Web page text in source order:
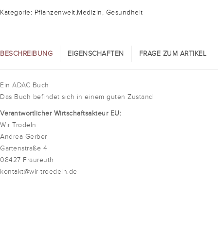
Kategorie: Pflanzenwelt,Medizin, Gesundheit
BESCHREIBUNG EIGENSCHAFTEN FRAGE ZUM ARTIKEL
Ein ADAC Buch
Das Buch befindet sich in einem guten Zustand
Verantwortlicher Wirtschaftsakteur EU:
Wir Trödeln
Andrea Gerber
Gartenstraße 4
08427 Fraureuth
kontakt@wir-troedeln.de